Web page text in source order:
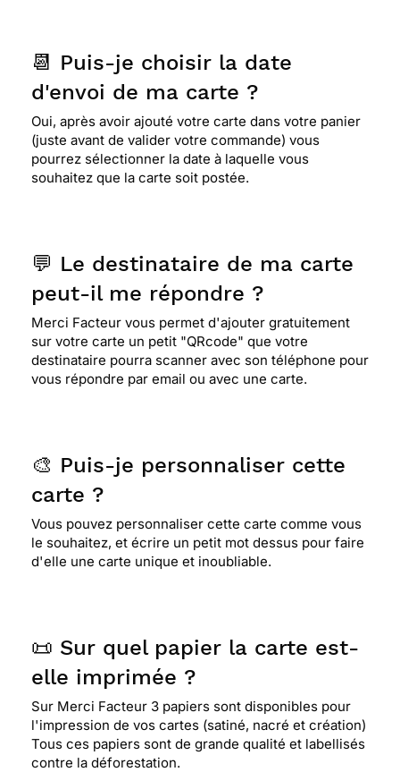
📆 Puis-je choisir la date
d'envoi de ma carte ?
Oui, après avoir ajouté votre carte dans votre panier
(juste avant de valider votre commande) vous
pourrez sélectionner la date à laquelle vous
souhaitez que la carte soit postée.
💬 Le destinataire de ma carte
peut-il me répondre ?
Merci Facteur vous permet d'ajouter gratuitement
sur votre carte un petit "QRcode" que votre
destinataire pourra scanner avec son téléphone pour
vous répondre par email ou avec une carte.
🎨 Puis-je personnaliser cette
carte ?
Vous pouvez personnaliser cette carte comme vous
le souhaitez, et écrire un petit mot dessus pour faire
d'elle une carte unique et inoubliable.
📜 Sur quel papier la carte est-
elle imprimée ?
Sur Merci Facteur 3 papiers sont disponibles pour
l'impression de vos cartes (satiné, nacré et création)
Tous ces papiers sont de grande qualité et labellisés
contre la déforestation.